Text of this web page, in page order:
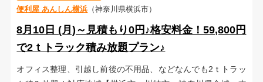
便利屋 あんしん横浜 （神奈川県横浜市）
8月10日 (月)～見積もり0円♪格安料金！59,800円
で2ｔトラック積み放題プラン♪
オフィス整理、引越し前後の不用品、などなんでも2ｔトラッ